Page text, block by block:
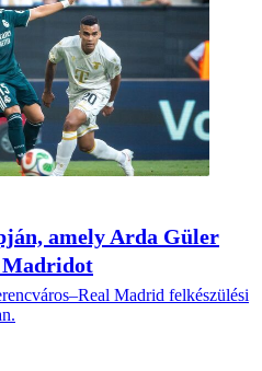
amely Arda Güler
Madrid felkészülési